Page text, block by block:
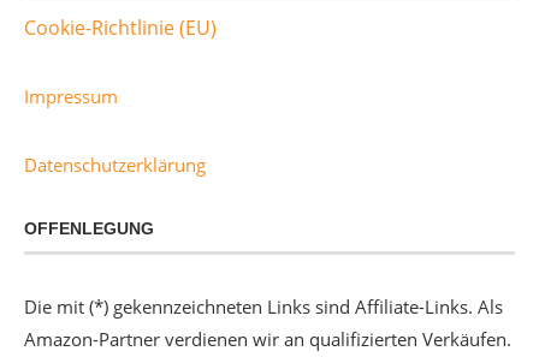
Cookie-Richtlinie (EU)
Impressum
Datenschutzerklärung
OFFENLEGUNG
Die mit (*) gekennzeichneten Links sind Affiliate-Links. Als
Amazon-Partner verdienen wir an qualifizierten Verkäufen.